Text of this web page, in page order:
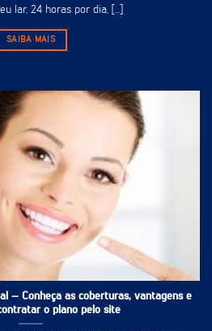
lar, 24 horas por dia, [...]
SAIBA MAIS
– Conheça as coberturas, vantagens e
o plano pelo site